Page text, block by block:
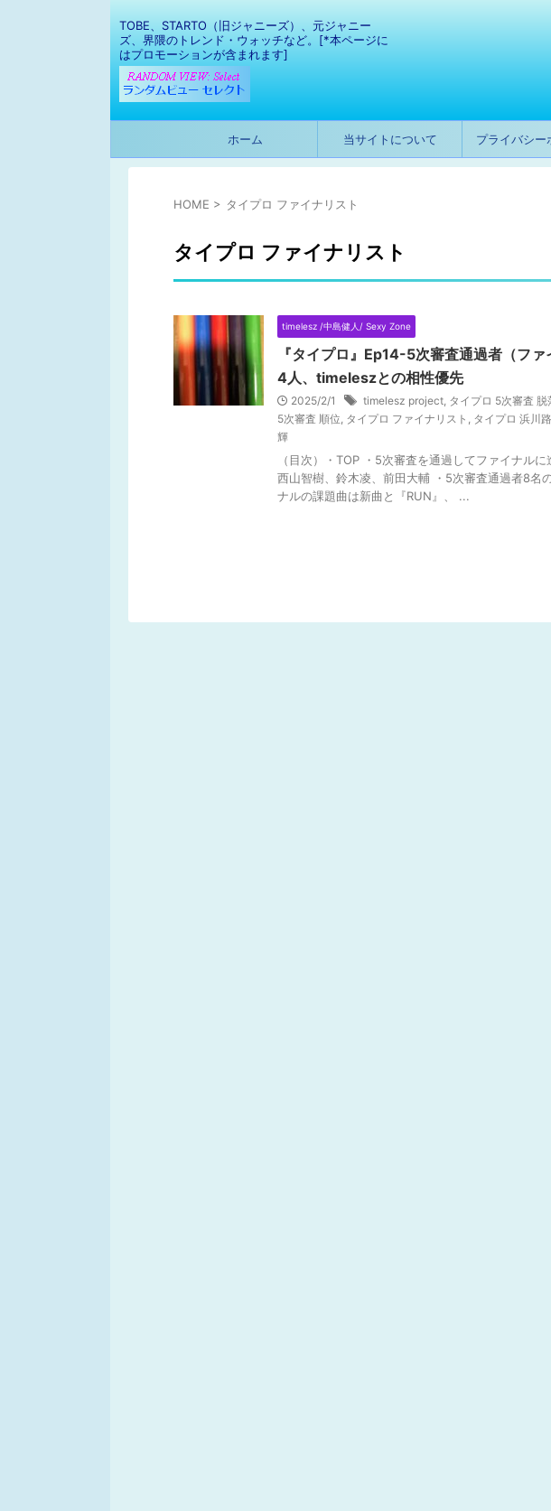
TOBE、STARTO（旧ジャニーズ）、元ジャニー
ズ、界隈のトレンド・ウォッチなど。[*本ページに
はプロモーションが含まれます]
ホーム 当サイトについて プライバシー
HOME > タイプロ ファイナリスト
タイプロ ファイナリスト
timelesz /中島健人/ Sexy Zone
『タイプロ』Ep14-5次審査通過者（フ
4人、timeleszとの相性優先
2025/2/1 timelesz project, タイプロ 5次審査 脱
5次審査 順位, タイプロ ファイナリスト , タイプロ 浜川
輝
（目次）・TOP ・5次審査を通過してファイナル
西山智樹、鈴木凌、前田大輔 ・5次審査通過者8名
ナルの課題曲は新曲と『RUN』、 ...